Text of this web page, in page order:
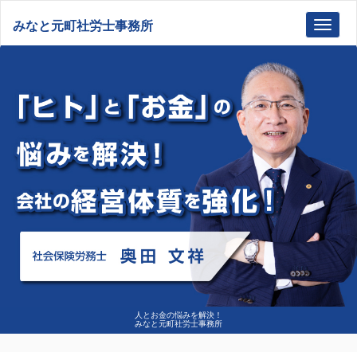
人とお金の悩みを解決！
みなと元町社労士事務所
みなと元町社労士事務所